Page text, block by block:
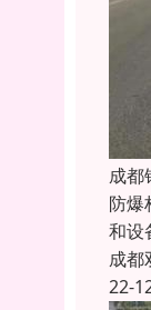
成都
防爆
和设
成都
22-